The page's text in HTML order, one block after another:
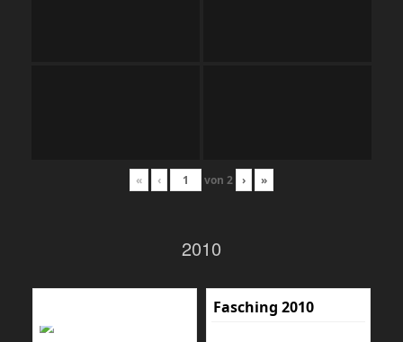
« ‹ von 2 › »
2010
Fasching 2010